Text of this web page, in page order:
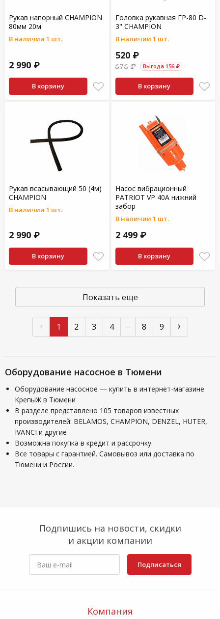
Рукав напорный CHAMPION
80мм 20м
В наличии 1 шт.
2 990 ₽
В корзину
Головка рукавная ГР-80 D-
3" CHAMPION
В наличии 1 шт.
520 ₽
676 ₽ Выгода 156 ₽
В корзину
Рукав всасывающий 50 (4м)
CHAMPION
В наличии 1 шт.
2 990 ₽
В корзину
Насос вибрационный
PATRIOT VP 40А нижний
забор
В наличии 1 шт.
2 499 ₽
В корзину
Показать еще
‹ 1 2 3 4 ... 8 9 ›
Оборудование насосное в Тюмени
Оборудование насосное — купить в интернет-магазине
КрепыЖ в Тюмени
В разделе представлено 105 товаров известных
производителей: BELAMOS, CHAMPION, DENZEL, HUTER,
IVANCI и другие
Возможна покупка в кредит и рассрочку.
Все товары с гарантией. Самовывоз или доставка по
Тюмени и России.
Подпишись на новости, скидки
и акции компании
Подписаться
Компания